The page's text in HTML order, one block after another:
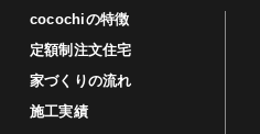
cocochiの特徴
定額制注文住宅
家づくりの流れ
施工実績